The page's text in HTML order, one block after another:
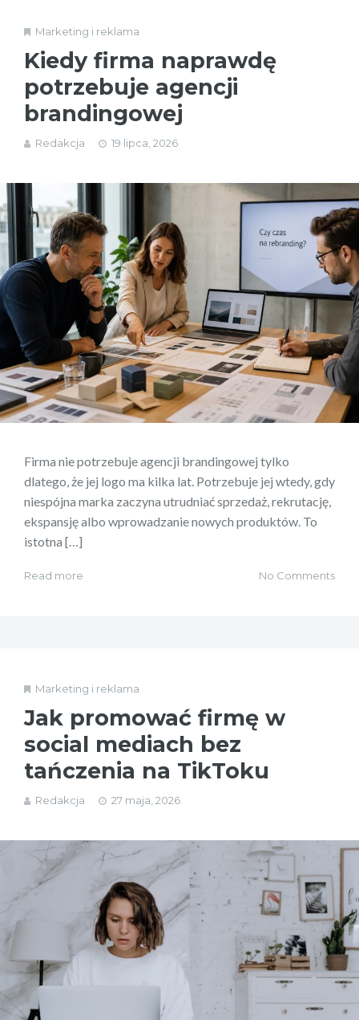
Marketing i reklama
Kiedy firma naprawdę
potrzebuje agencji
brandingowej
Redakcja 19 lipca, 2026
Firma nie potrzebuje agencji brandingowej tylko
dlatego, że jej logo ma kilka lat. Potrzebuje jej wtedy, gdy
niespójna marka zaczyna utrudniać sprzedaż, rekrutację,
ekspansję albo wprowadzanie nowych produktów. To
istotna […]
Read more No Comments
Marketing i reklama
Jak promować firmę w
social mediach bez
tańczenia na TikToku
Redakcja 27 maja, 2026